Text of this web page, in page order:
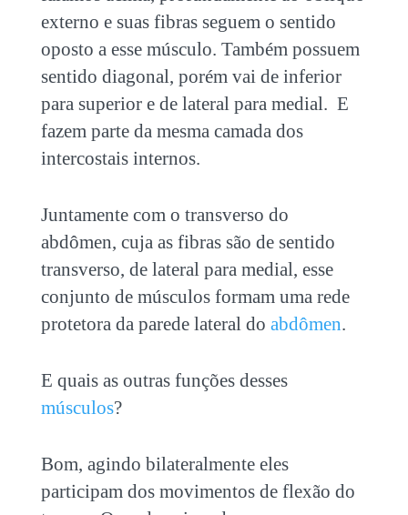
externo e suas fibras seguem o sentido
oposto a esse músculo. Também possuem
sentido diagonal, porém vai de inferior
para superior e de lateral para medial. E
fazem parte da mesma camada dos
intercostais internos.
Juntamente com o transverso do
abdômen, cuja as fibras são de sentido
transverso, de lateral para medial, esse
conjunto de músculos formam uma rede
protetora da parede lateral do abdômen.
E quais as outras funções desses
músculos?
Bom, agindo bilateralmente eles
participam dos movimentos de flexão do